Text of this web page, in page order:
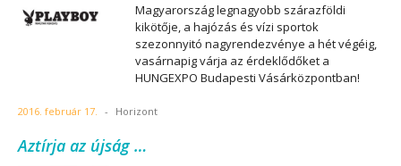
Magyarország legnagyobb szárazföldi
kikötője, a hajózás és vízi sportok
szezonnyitó nagyrendezvénye a hét végéig,
vasárnapig várja az érdeklődőket a
HUNGEXPO Budapesti Vásárközpontban!
2016. február 17. - Horizont
Aztírja az újság …